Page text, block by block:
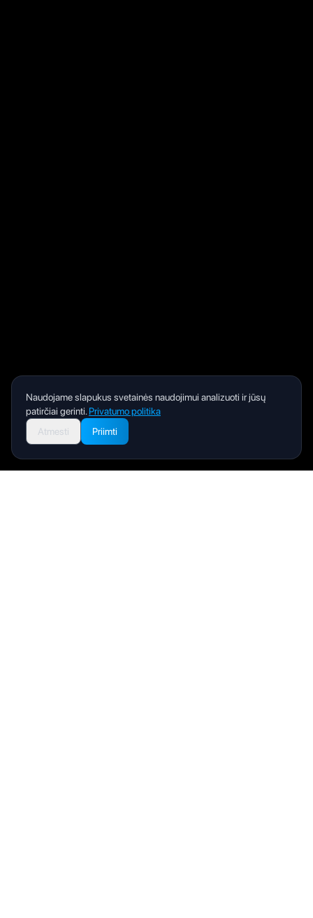
Naudojame slapukus svetainės naudojimui analizuoti ir jūsų
patirčiai gerinti. Privatumo politika
Atmesti
Priimti